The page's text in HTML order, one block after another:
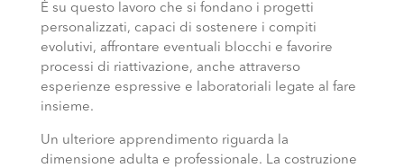
È su questo lavoro che si fondano i progetti
personalizzati, capaci di sostenere i compiti
evolutivi, affrontare eventuali blocchi e favorire
processi di riattivazione, anche attraverso
esperienze espressive e laboratoriali legate al fare
insieme.
Un ulteriore apprendimento riguarda la
dimensione adulta e professionale. La costruzione